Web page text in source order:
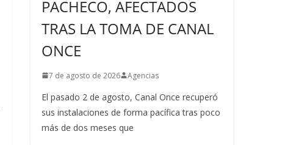
PACHECO, AFECTADOS
TRAS LA TOMA DE CANAL
ONCE
7 de agosto de 2026 Agencias
El pasado 2 de agosto, Canal Once recuperó
sus instalaciones de forma pacífica tras poco
más de dos meses que